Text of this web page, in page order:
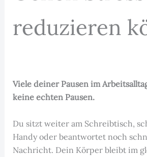
reduzieren
Viele deiner Pausen im
keine echten Pausen.
Du sitzt weiter am Schreibtisch,
Handy oder beantwortet noch
Nachricht. Dein Körper bleibt im